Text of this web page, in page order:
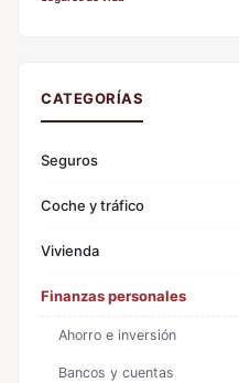
CATEGORÍAS
Seguros
Coche y tráfico
Vivienda
Finanzas personales
Ahorro e inversión
Bancos y cuentas